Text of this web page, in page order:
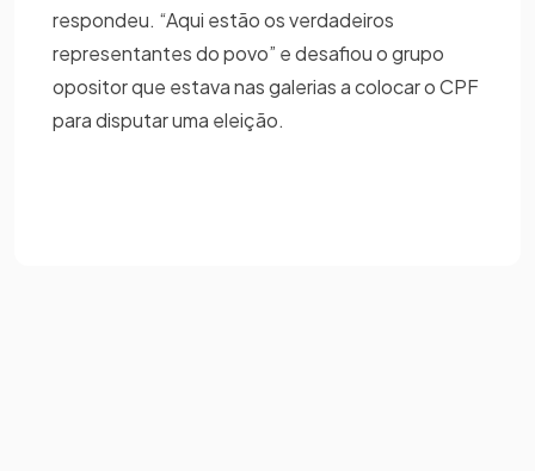
respondeu. “Aqui estão os verdadeiros
representantes do povo” e desafiou o grupo
opositor que estava nas galerias a colocar o CPF
para disputar uma eleição.